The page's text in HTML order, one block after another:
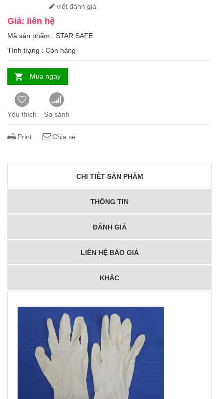
viết đánh giá
Giá: liên hệ
Mã sản phẩm : STAR SAFE
Tình trạng : Còn hàng
Mua ngay
Yêu thích So sánh
Print Chia sẻ
CHI TIẾT SẢN PHẨM
THÔNG TIN
ĐÁNH GIÁ
LIÊN HỆ BÁO GIÁ
KHÁC